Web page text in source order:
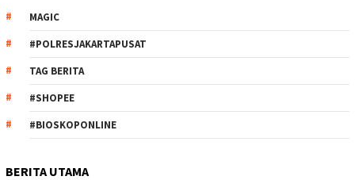
MAGIC
#POLRESJAKARTAPUSAT
TAG BERITA
#SHOPEE
#BIOSKOPONLINE
BERITA UTAMA